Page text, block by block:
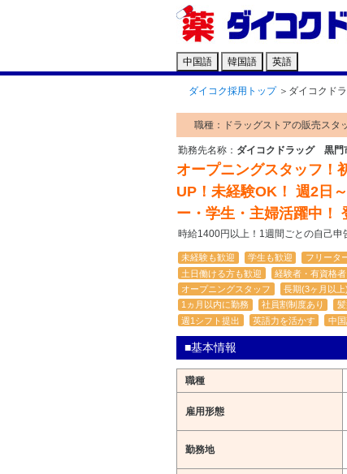
中国語 韓国語 英語
ダイコク採用トップ ＞ ダイコクド
職種：ドラッグストアの販売スタ
勤務先名称： ダイコクドラッグ 黒門
オープニングスタッフ！
UP！未経験OK！ 週2日
ー・学生・主婦活躍中！
時給1400円以上！1週間ごとの自己申
未経験も歓迎 学生も歓迎 フリータ
土日働ける方も歓迎
経験者・有資格
オープニングスタッフ
長期(3ヶ月以上)
1ヵ月以内に勤務
社員割制度あり
週1シフト提出
英語力を活かす 中
■基本情報
職種
雇用形態
勤務地